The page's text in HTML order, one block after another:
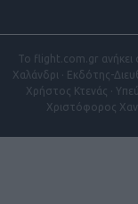
Το flight.com.gr ανήκει
Χαλάνδρι · Εκδότης-
Χρήστος Κτενάς ·
Χριστόφορος